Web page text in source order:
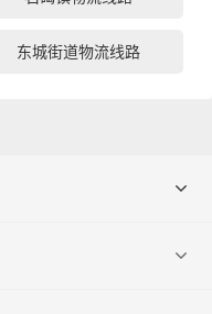
东城街道物流线路